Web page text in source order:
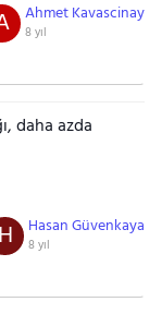
Ahmet Kavascinay
8 yıl
daha azda
Hasan Güvenkaya
8 yıl
H